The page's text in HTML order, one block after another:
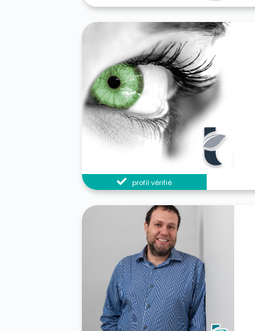
profil vérifié